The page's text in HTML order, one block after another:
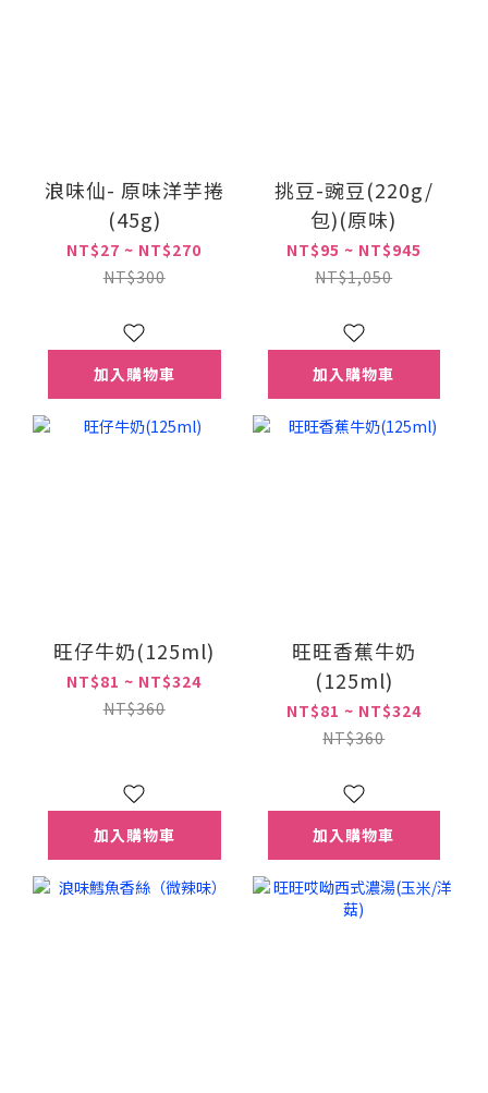
浪味仙- 原味洋芋捲
(45g)
NT$27 ~ NT$270
NT$300
加入購物車
挑豆-豌豆(220g/
包)(原味)
NT$95 ~ NT$945
NT$1,050
加入購物車
旺仔牛奶(125ml)
NT$81 ~ NT$324
NT$360
加入購物車
旺旺香蕉牛奶
(125ml)
NT$81 ~ NT$324
NT$360
加入購物車